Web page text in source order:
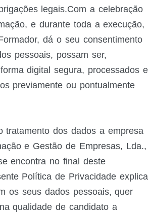
legais.Com a celebração
e durante toda a execução,
dá o seu consentimento
pessoais, possam ser,
digital segura, processados e
previamente ou pontualmente
tratamento dos dados a empresa
e Gestão de Empresas, Lda.,
encontra no final deste
Política de Privacidade explica
os seus dados pessoais, quer
qualidade de candidato a